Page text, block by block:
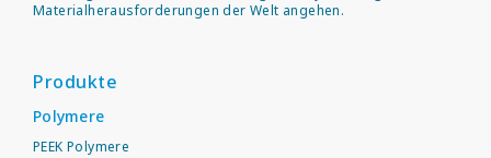
Materialherausforderungen der Welt angehen.
Produkte
Polymere
PEEK Polymere